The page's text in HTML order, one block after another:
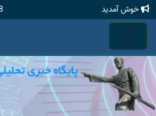
خوش آمدید